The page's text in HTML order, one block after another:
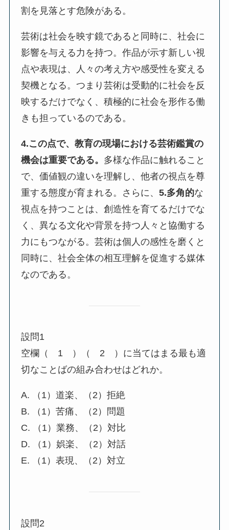
割を見落とす危険がある。
芸術は社会を映す鏡であると同時に、社会に
影響を与える力を持つ。作品が示す新しい視
点や表現は、人々の考え方や感受性を変える
契機となる。つまり芸術は受動的に社会を反
映するだけでなく、積極的に社会を形作る働
きも担っているのである。
4.この点で、教育の現場における芸術鑑賞の
機会は重要である。 多様な作品に触れること
で、価値観の違いを理解し、他者の視点を尊
重する態度が育まれる。さらに、5.多角的な
視点を持つことは、創造性を育てるだけでな
く、異なる文化や背景を持つ人々と協働する
力にもつながる。芸術は個人の感性を磨くと
同時に、社会全体の相互理解を促進する媒体
なのである。
設問1
空欄（ 1 ）（ 2 ）に当てはまる最も適
切なことばの組み合わせはどれか。
A. （1）道楽、（2）拒絶
B. （1）苦痛、（2）問題
C. （1）業務、（2）対比
D. （1）娯楽、（2）対話
E. （1）表現、（2）対立
設問2